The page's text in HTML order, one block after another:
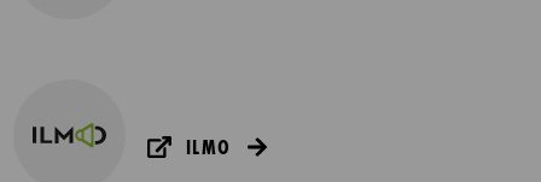
ILMO